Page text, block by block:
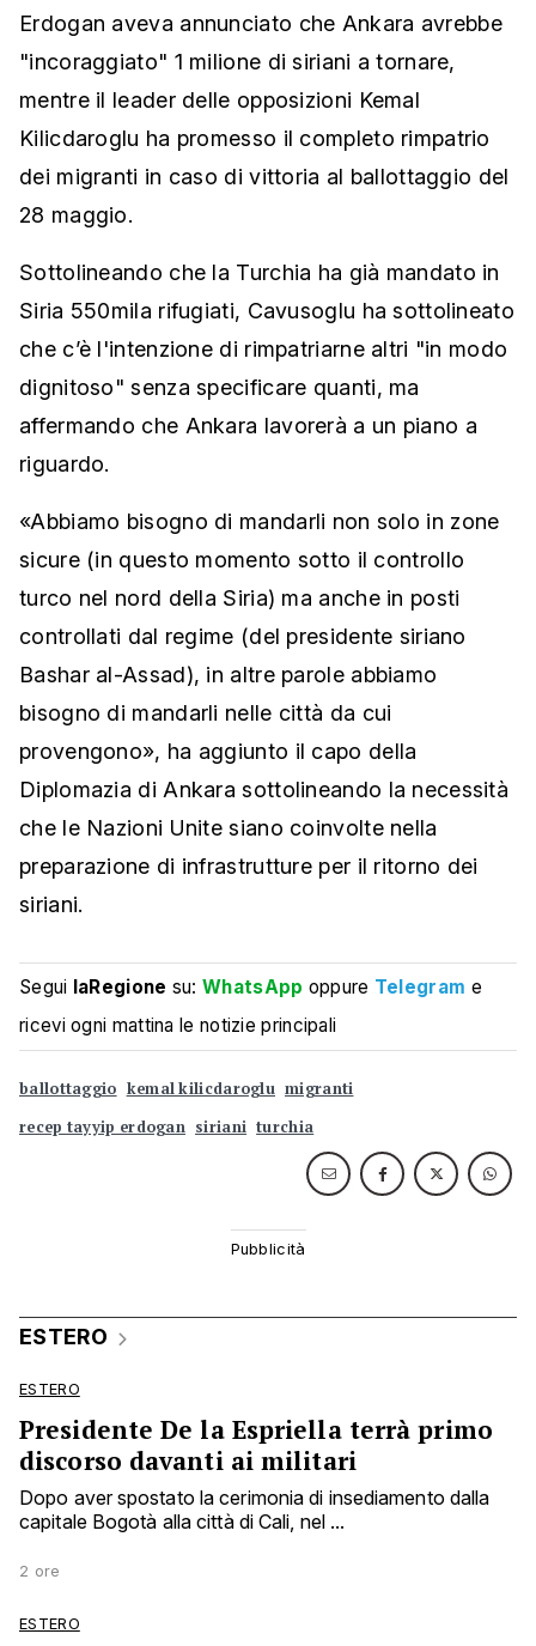
Erdogan aveva annunciato che Ankara avrebbe
"incoraggiato" 1 milione di siriani a tornare,
mentre il leader delle opposizioni Kemal
Kilicdaroglu ha promesso il completo rimpatrio
dei migranti in caso di vittoria al ballottaggio del
28 maggio.
Sottolineando che la Turchia ha già mandato in
Siria 550mila rifugiati, Cavusoglu ha sottolineato
che c’è l'intenzione di rimpatriarne altri "in modo
dignitoso" senza specificare quanti, ma
affermando che Ankara lavorerà a un piano a
riguardo.
«Abbiamo bisogno di mandarli non solo in zone
sicure (in questo momento sotto il controllo
turco nel nord della Siria) ma anche in posti
controllati dal regime (del presidente siriano
Bashar al-Assad), in altre parole abbiamo
bisogno di mandarli nelle città da cui
provengono», ha aggiunto il capo della
Diplomazia di Ankara sottolineando la necessità
che le Nazioni Unite siano coinvolte nella
preparazione di infrastrutture per il ritorno dei
siriani.
Segui laRegione su:WhatsApp oppure Telegram e
ricevi ogni mattina le notizie principali
ballottaggio kemal kilicdaroglu migranti
recep tayyip erdogan siriani turchia
ESTERO
ESTERO
Presidente De la Espriella terrà primo
discorso davanti ai militari
Dopo aver spostato la cerimonia di insediamento dalla
capitale Bogotà alla città di Cali, nel ...
2 ore
ESTERO